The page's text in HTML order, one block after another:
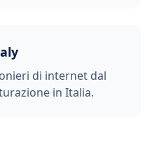
di internet dal
in Italia.